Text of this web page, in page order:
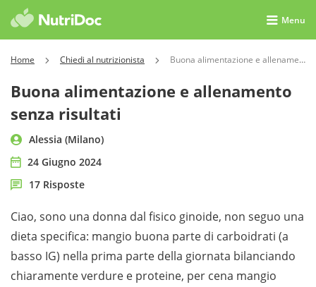
Menu
Home Chiedi al nutrizionista Buona alimentazione e allenamento senza risultati
Buona alimentazione e allenamento
senza risultati
Alessia (Milano)
24 Giugno 2024
17 Risposte
Ciao, sono una donna dal fisico ginoide, non seguo una
dieta specifica: mangio buona parte di carboidrati (a
basso IG) nella prima parte della giornata bilanciando
chiaramente verdure e proteine, per cena mangio